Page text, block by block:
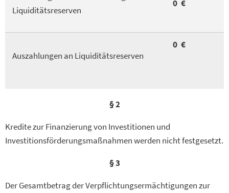
Liquiditätsreserven
0 €
Auszahlungen an Liquiditätsreserven
0 €
§ 2
Kredite zur Finanzierung von Investitionen und
Investitionsförderungsmaßnahmen werden nicht festgesetzt.
§ 3
Der Gesamtbetrag der Verpflichtungsermächtigungen zur